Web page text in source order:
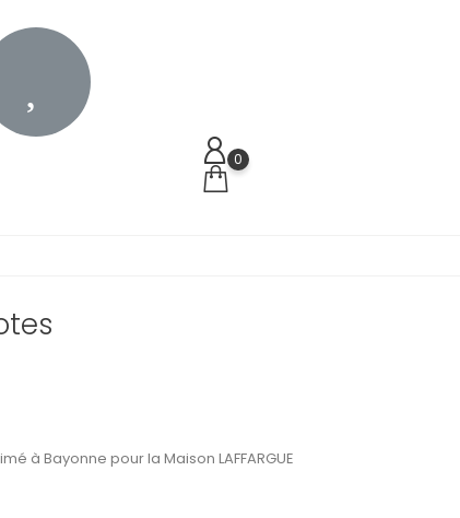
0
à Bayonne pour la Maison LAFFARGUE